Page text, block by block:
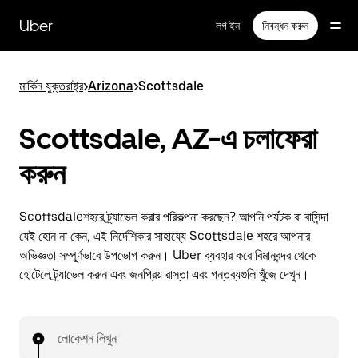
প্রধান
বিষয়সূচিতে
Uber লগ ইন নিবন্ধন করুন
মার্কিন যুক্তরাষ্ট্র>Arizona>Scottsdale
Scottsdale, AZ-এ চলাফেরা
করুন
Scottsdaleশহরে ট্র্যাভেল করার পরিকল্পনা করছেন? আপনি পর্যটক বা বাসিন্দা
যেই হোন না কেন, এই নির্দেশিকার সাহায্যে Scottsdale শহরে আপনার
অভিজ্ঞতা সম্পূর্ণভাবে উপভোগ করুন। Uber ব্যবহার করে বিমানবন্দর থেকে
হোটেলে ট্র্যাভেল করুন এবং জনপ্রিয় রাস্তা এবং গন্তব্যগুলি খুঁজে দেখুন।
লোকেশন লিখুন